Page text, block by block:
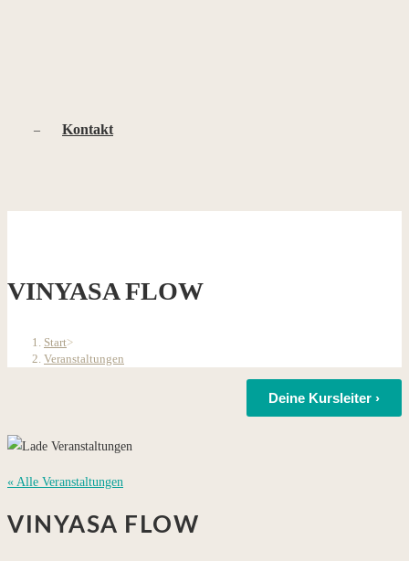
Kontakt
VINYASA FLOW
Start>
Veranstaltungen
Deine Kursleiter ›
« Alle Veranstaltungen
VINYASA FLOW